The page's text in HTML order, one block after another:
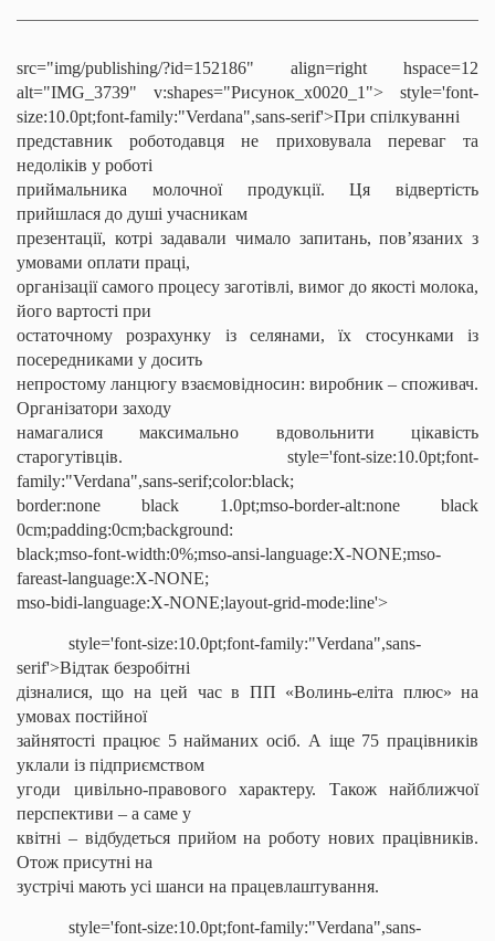
src="img/publishing/?id=152186" align=right hspace=12
alt="IMG_3739" v:shapes="Рисунок_x0020_1"> style='font-
size:10.0pt;font-family:"Verdana",sans-serif'>При спілкуванні
представник роботодавця не приховувала переваг та
недоліків у роботі
приймальника молочної продукції. Ця відвертість
прийшлася до душі учасникам
презентації, котрі задавали чимало запитань, пов’язаних з
умовами оплати праці,
організації самого процесу заготівлі, вимог до якості молока,
його вартості при
остаточному розрахунку із селянами, їх стосунками із
посередниками у досить
непростому ланцюгу взаємовідносин: виробник – споживач.
Організатори заходу
намагалися максимально вдовольнити цікавість
старогутівців. style='font-size:10.0pt;font-
family:"Verdana",sans-serif;color:black;
border:none black 1.0pt;mso-border-alt:none black
0cm;padding:0cm;background:
black;mso-font-width:0%;mso-ansi-language:X-NONE;mso-
fareast-language:X-NONE;
mso-bidi-language:X-NONE;layout-grid-mode:line'>
style='font-size:10.0pt;font-family:"Verdana",sans-
serif'>Відтак безробітні
дізналися, що на цей час в ПП «Волинь-еліта плюс» на
умовах постійної
зайнятості працює 5 найманих осіб. А іще 75 працівників
уклали із підприємством
угоди цивільно-правового характеру. Також найближчої
перспективи – а саме у
квітні – відбудеться прийом на роботу нових працівників.
Отож присутні на
зустрічі мають усі шанси на працевлаштування.
style='font-size:10.0pt;font-family:"Verdana",sans-